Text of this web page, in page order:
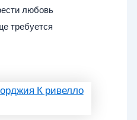
любовь
требуется